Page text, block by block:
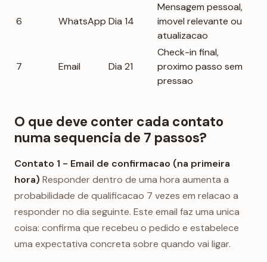
6 WhatsApp Dia 14
Mensagem pessoal,
imovel relevante ou
atualizacao
7 Email Dia 21
Check-in final,
proximo passo sem
pressao
O que deve conter cada contato
numa sequencia de 7 passos?
Contato 1 - Email de confirmacao (na primeira
hora) Responder dentro de uma hora aumenta a
probabilidade de qualificacao 7 vezes em relacao a
responder no dia seguinte. Este email faz uma unica
coisa: confirma que recebeu o pedido e estabelece
uma expectativa concreta sobre quando vai ligar.